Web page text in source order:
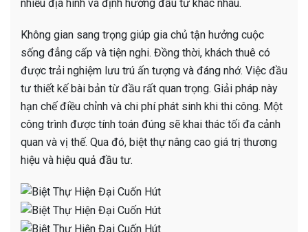
nhiều địa hình và định hướng đầu tư khác nhau.
Không gian sang trọng giúp gia chủ tận hưởng cuộc
sống đẳng cấp và tiện nghi. Đồng thời, khách thuê có
được trải nghiệm lưu trú ấn tượng và đáng nhớ. Việc đầu
tư thiết kế bài bản từ đầu rất quan trọng. Giải pháp này
hạn chế điều chỉnh và chi phí phát sinh khi thi công. Một
công trình được tính toán đúng sẽ khai thác tối đa cảnh
quan và vị thế. Qua đó, biệt thự nâng cao giá trị thương
hiệu và hiệu quả đầu tư.